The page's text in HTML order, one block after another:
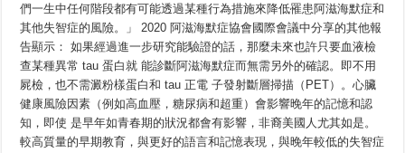
會
國
際
會
議
的
要
點
們一生中任何階段都有可能透過某種行為措施來降低罹患阿滋海默症和
其他失智症的風險。」 2020 阿滋海默症協會國際會議中分享的其他報
告顯示： 如果經過進一步研究能驗證的話，那麼未來也許只要血液檢
查某種異常 tau 蛋白就 能診斷阿滋海默症而無需另外的確認。即不用
屍檢，也不需澱粉樣蛋白和 tau 正電 子發射斷層掃描（PET）。心臟
健康風險因素（例如高血壓，糖尿病和超重）會影響晚年的記憶和認
知，即使 是早年如青春期的狀況都會有影響，非裔美國人尤其如是。
較高質量的早期教育，與更好的語言和記憶表現，與晚年較低的失智症